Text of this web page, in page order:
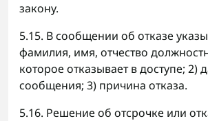
закону.
5.15. В сообщении об отказе
фамилия, имя, отчество
которое отказывает в доступе; 2)
сообщения; 3) причина отказа.
5.16. Решение об отсрочке или